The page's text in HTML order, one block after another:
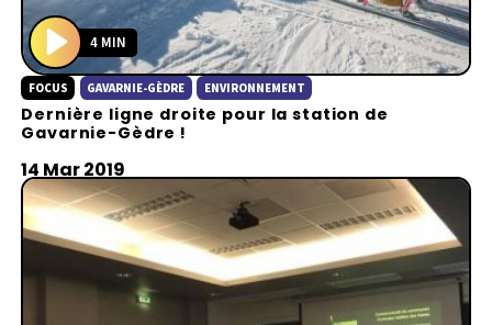
P
l
a
4 MIN
FOCUS GAVARNIE-GÈDRE ENVIRONNEMENT
Dernière ligne droite pour la station de
Gavarnie-Gèdre !
14 Mar 2019